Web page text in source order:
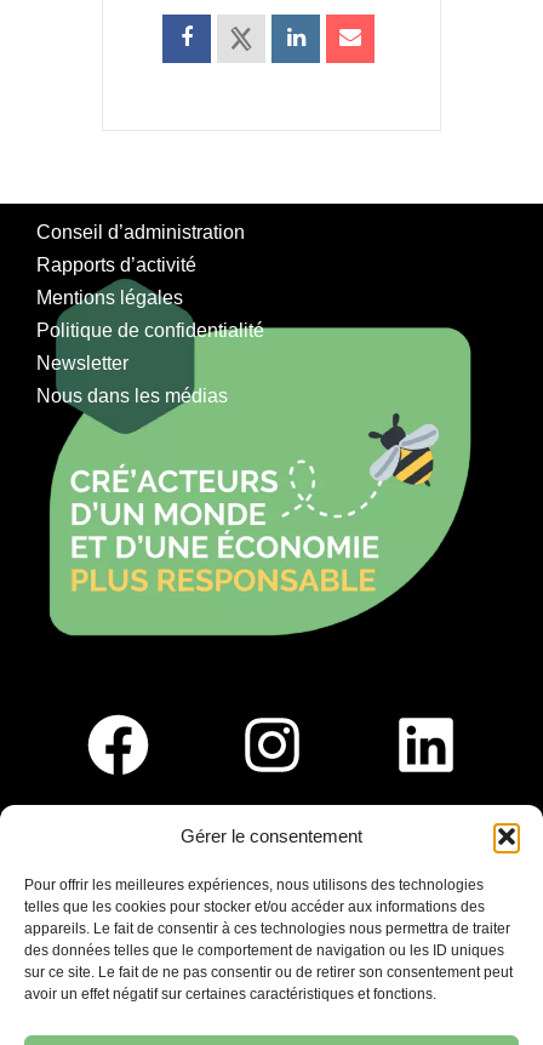
Gérer le consentement
Pour offrir les meilleures expériences, nous utilisons des technologies
telles que les cookies pour stocker et/ou accéder aux informations des
appareils. Le fait de consentir à ces technologies nous permettra de traiter
des données telles que le comportement de navigation ou les ID uniques
sur ce site. Le fait de ne pas consentir ou de retirer son consentement peut
avoir un effet négatif sur certaines caractéristiques et fonctions.
Conseil d’administration
Rapports d’activité
Mentions légales
Politique de confidentialité
Newsletter
Nous dans les médias
Saint-Germain-En-Laye
Ligne R2-Nord
Tramway T13
20mins à pied du RER A